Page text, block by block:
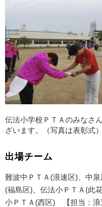
伝法小学校ＰＴＡのみなさ
ざいます。（写真は表彰式）
出場チーム
難波中ＰＴＡ(浪速区)、中
(福島区)、伝法小ＰＴＡ(此
小ＰＴＡ(西区) 【担当：浪